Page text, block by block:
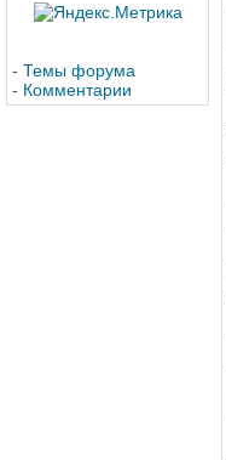
- Темы форума
- Комментарии